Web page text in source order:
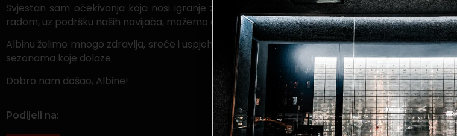
Svjestan sam očekivanja koja nosi igranje za Čelik i dat ću svoj maksimum kako bih
radom, uz podršku naših navijača, možemo ostvariti sve ciljeve koje smo postavili za novu
Albinu želimo mnogo zdravlja, sreće i uspjeha u crno-crvenom dresu, te se nadamo da će
sezonama koje dolaze.
Dobro nam došao, Albine!
Podijeli na: